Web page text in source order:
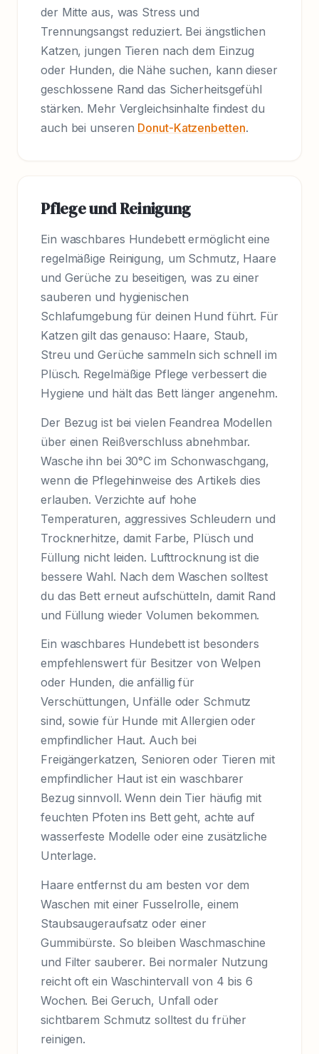
der Mitte aus, was Stress und
Trennungsangst reduziert. Bei ängstlichen
Katzen, jungen Tieren nach dem Einzug
oder Hunden, die Nähe suchen, kann dieser
geschlossene Rand das Sicherheitsgefühl
stärken. Mehr Vergleichsinhalte findest du
auch bei unseren Donut-Katzenbetten.
Pflege und Reinigung
Ein waschbares Hundebett ermöglicht eine
regelmäßige Reinigung, um Schmutz, Haare
und Gerüche zu beseitigen, was zu einer
sauberen und hygienischen
Schlafumgebung für deinen Hund führt. Für
Katzen gilt das genauso: Haare, Staub,
Streu und Gerüche sammeln sich schnell im
Plüsch. Regelmäßige Pflege verbessert die
Hygiene und hält das Bett länger angenehm.
Der Bezug ist bei vielen Feandrea Modellen
über einen Reißverschluss abnehmbar.
Wasche ihn bei 30°C im Schonwaschgang,
wenn die Pflegehinweise des Artikels dies
erlauben. Verzichte auf hohe
Temperaturen, aggressives Schleudern und
Trocknerhitze, damit Farbe, Plüsch und
Füllung nicht leiden. Lufttrocknung ist die
bessere Wahl. Nach dem Waschen solltest
du das Bett erneut aufschütteln, damit Rand
und Füllung wieder Volumen bekommen.
Ein waschbares Hundebett ist besonders
empfehlenswert für Besitzer von Welpen
oder Hunden, die anfällig für
Verschüttungen, Unfälle oder Schmutz
sind, sowie für Hunde mit Allergien oder
empfindlicher Haut. Auch bei
Freigängerkatzen, Senioren oder Tieren mit
empfindlicher Haut ist ein waschbarer
Bezug sinnvoll. Wenn dein Tier häufig mit
feuchten Pfoten ins Bett geht, achte auf
wasserfeste Modelle oder eine zusätzliche
Unterlage.
Haare entfernst du am besten vor dem
Waschen mit einer Fusselrolle, einem
Staubsaugeraufsatz oder einer
Gummibürste. So bleiben Waschmaschine
und Filter sauberer. Bei normaler Nutzung
reicht oft ein Waschintervall von 4 bis 6
Wochen. Bei Geruch, Unfall oder
sichtbarem Schmutz solltest du früher
reinigen.